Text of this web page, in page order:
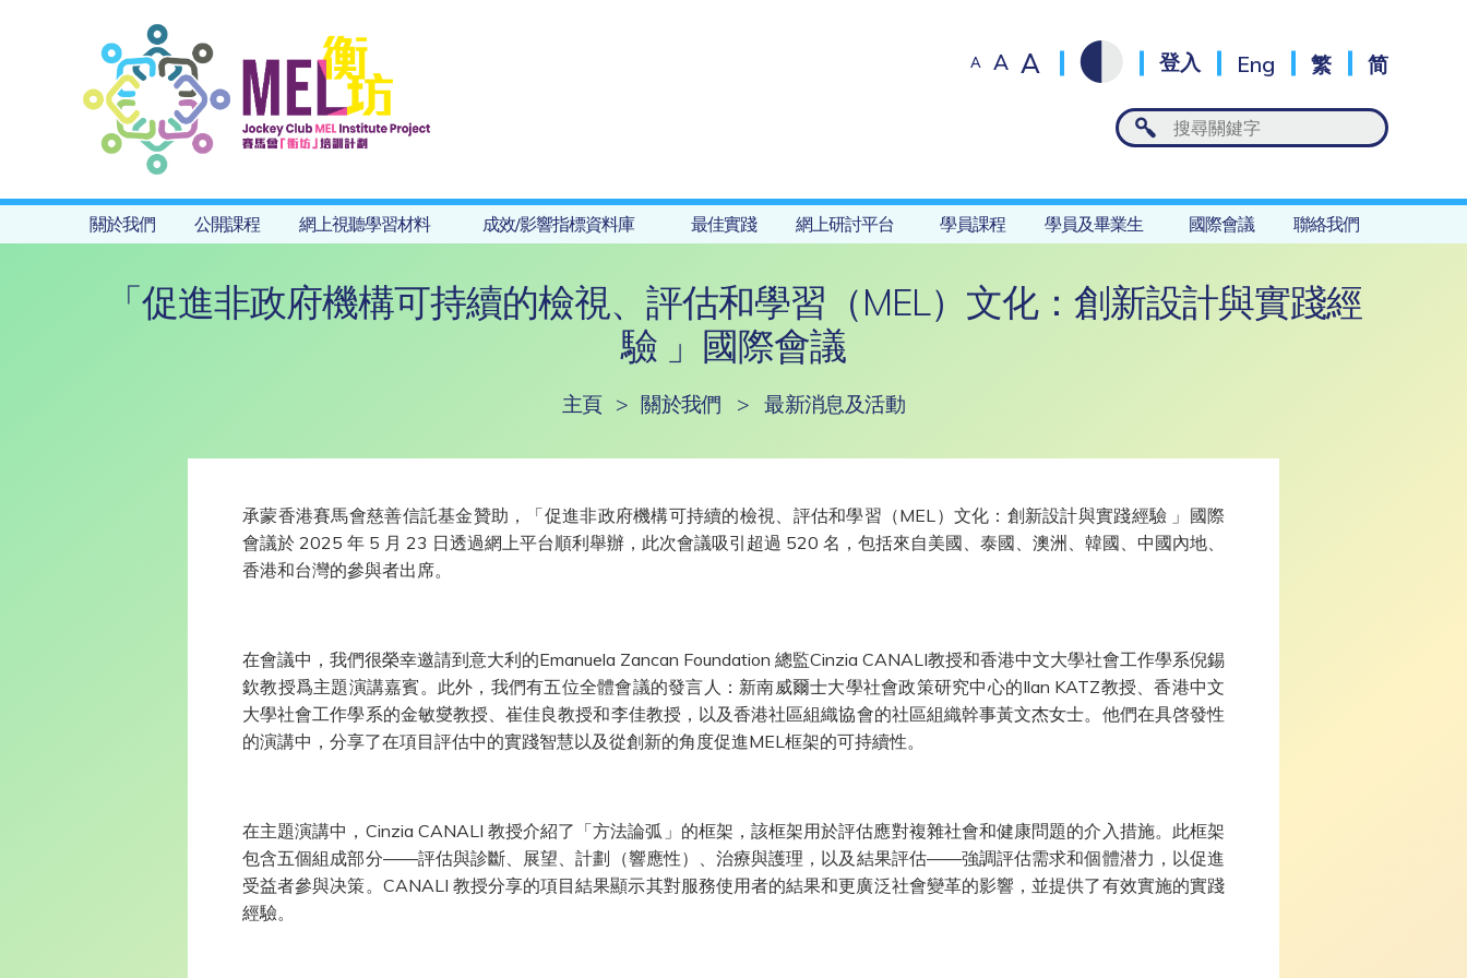
A A A 登入 Eng 繁 简
關於我們 公開課程 網上視聽學習材料 成效/影響指標資料庫 最佳實踐 網上研討平台 學員課程 學員及畢業生 國際會議 聯絡我們
「促進非政府機構可持續的檢視、評估和學習（MEL）文化：創新設計與實踐經
驗 」國際會議
主頁 > 關於我們 > 最新消息及活動
承蒙香港賽馬會慈善信託基金贊助，「促進非政府機構可持續的檢視、評估和學習（MEL）文化：創新設計與實踐經驗 」國際
會議於 2025 年 5 月 23 日透過網上平台順利舉辦，此次會議吸引超過 520 名，包括來自美國、泰國、澳洲、韓國、中國內地、
香港和台灣的參與者出席。
在會議中，我們很榮幸邀請到意大利的Emanuela Zancan Foundation 總監Cinzia CANALI教授和香港中文大學社會工作學系倪錫
欽教授爲主題演講嘉賓。此外，我們有五位全體會議的發言人：新南威爾士大學社會政策研究中心的Ilan KATZ教授、香港中文
大學社會工作學系的金敏燮教授、崔佳良教授和李佳教授，以及香港社區組織協會的社區組織幹事黃文杰女士。他們在具啓發性
的演講中，分享了在項目評估中的實踐智慧以及從創新的角度促進MEL框架的可持續性。
在主題演講中，Cinzia CANALI 教授介紹了「方法論弧」的框架，該框架用於評估應對複雜社會和健康問題的介入措施。此框架
包含五個組成部分——評估與診斷、展望、計劃（響應性）、治療與護理，以及結果評估——強調評估需求和個體潜力，以促進
受益者參與决策。CANALI 教授分享的項目結果顯示其對服務使用者的結果和更廣泛社會變革的影響，並提供了有效實施的實踐
經驗。